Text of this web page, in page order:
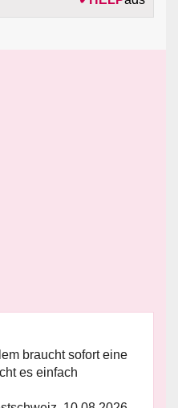
braucht sofort eine
es einfach